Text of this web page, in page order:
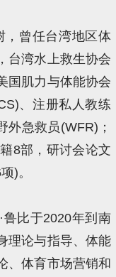
，曾任台湾地区体
台湾水上救生协会
国肌力与体能协会
、注册私人教练
外急救员(WFR)；
8部，研讨会论文
)。
比于2020年到南
理论与指导、体能
、体育市场营销和